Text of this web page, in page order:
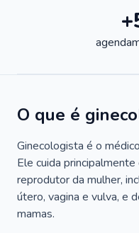
O que é
Ginecologista é o
Ele cuida
reprodutor da mulher,
útero, vagina e vulva, e
mamas.